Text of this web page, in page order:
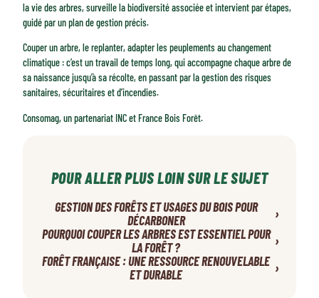
la vie des arbres, surveille la biodiversité associée et intervient par étapes,
guidé par un plan de gestion précis.
Couper un arbre, le replanter, adapter les peuplements au changement
climatique : c’est un travail de temps long, qui accompagne chaque arbre de
sa naissance jusqu’à sa récolte, en passant par la gestion des risques
sanitaires, sécuritaires et d’incendies.
Consomag, un partenariat INC et France Bois Forêt.
POUR ALLER PLUS LOIN SUR LE SUJET
GESTION DES FORÊTS ET USAGES DU BOIS POUR
DÉCARBONER
›
POURQUOI COUPER LES ARBRES EST ESSENTIEL POUR
LA FORÊT ?
›
FORÊT FRANÇAISE : UNE RESSOURCE RENOUVELABLE
ET DURABLE
›